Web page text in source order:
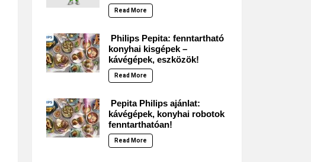
Read More
Philips Pepita: fenntartható
konyhai kisgépek –
kávégépek, eszközök!
Read More
Pepita Philips ajánlat:
kávégépek, konyhai robotok
fenntarthatóan!
Read More